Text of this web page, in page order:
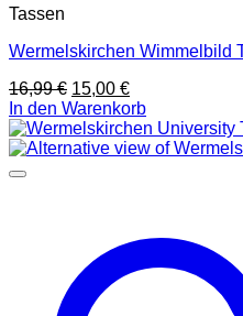
Tassen
Wermelskirchen Wimmelbild
16,99€ Ursprünglicher
Preis
war:
16,99 €
15,00 €Aktueller
Preis
ist:
15,00 €.
In den Warenkorb